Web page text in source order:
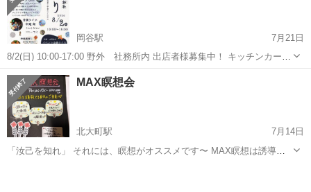
岡谷駅
7月21日
8/2(日) 10:00-17:00 野外 社務所内 出店者様募集中！ キッチンカー
飲食 クラフト、ワークショップ フリマ 占いセラピー 整体など お問い
長野 岡谷市 岡谷駅
クリスマスマーケット
MAX瞑想会
北大町駅
7月14日
「汝己を知れ」 それには、瞑想がオススメです〜 MAX瞑想は誘導瞑